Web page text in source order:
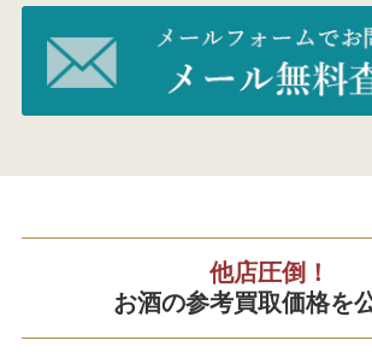
他店圧倒！
お酒の参考買取価格を